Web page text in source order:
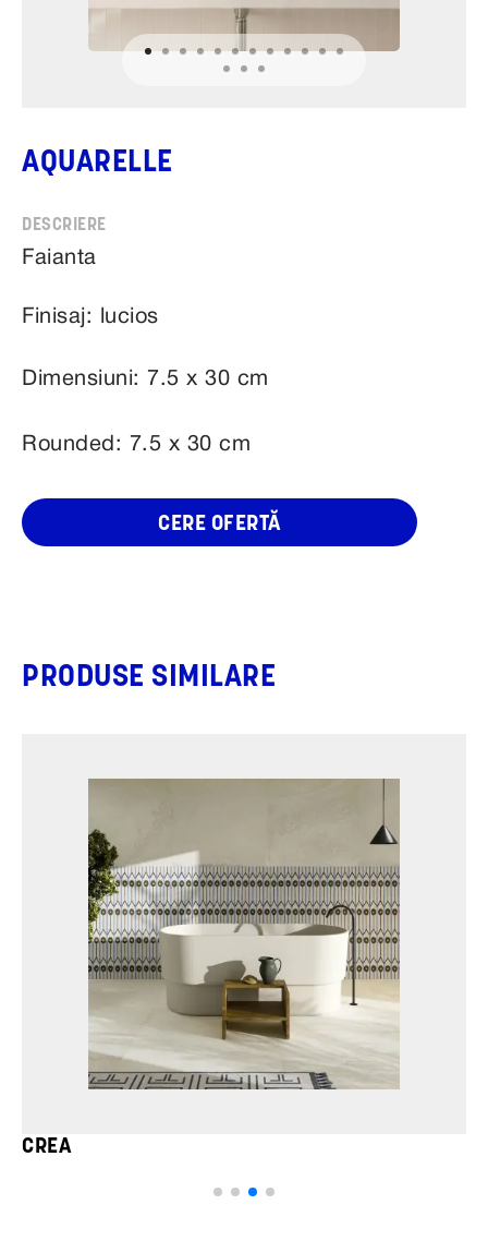
AQUARELLE
Faianta
Finisaj: lucios
Dimensiuni: 7.5 x 30 cm
Rounded: 7.5 x 30 cm
CERE OFERTĂ
PRODUSE SIMILARE
CREA